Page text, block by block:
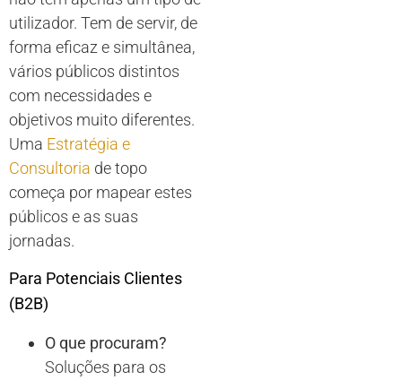
utilizador. Tem de servir, de
forma eficaz e simultânea,
vários públicos distintos
com necessidades e
objetivos muito diferentes.
Uma Estratégia e
Consultoria de topo
começa por mapear estes
públicos e as suas
jornadas.
Para Potenciais Clientes
(B2B)
O que procuram?
Soluções para os